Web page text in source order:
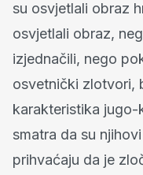
su osvjetlali obraz
osvjetlali obraz,
izjednačili, nego
osvetnički zlotvori,
karakteristika
smatra da su
prihvaćaju da je